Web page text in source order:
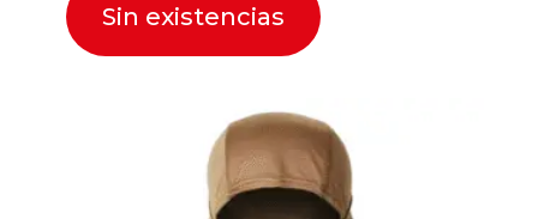
Sin existencias